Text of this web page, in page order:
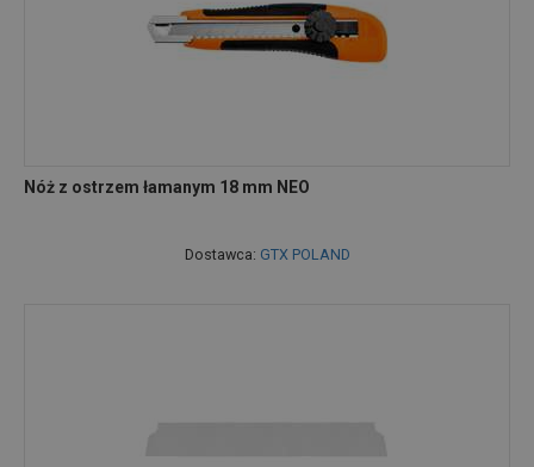
Nóż z ostrzem łamanym 18 mm NEO
Dostawca: GTX POLAND